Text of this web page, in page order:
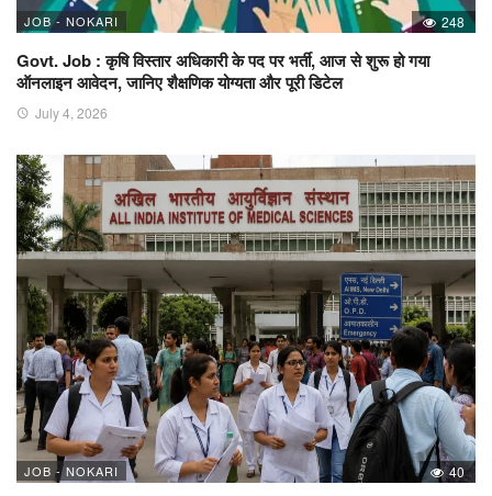
JOB - NOKARI 248
Govt. Job : कृषि विस्तार अधिकारी के पद पर भर्ती, आज से शुरू हो गया
ऑनलाइन आवेदन, जानिए शैक्षणिक योग्यता और पूरी डिटेल
July 4, 2026
JOB - NOKARI 40